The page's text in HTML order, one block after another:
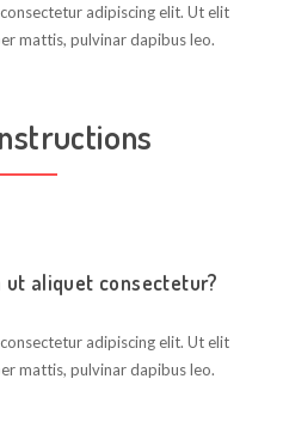
adipiscing elit. Ut elit
mattis, pulvinar dapibus leo.
ut aliquet consectetur?
adipiscing elit. Ut elit
mattis, pulvinar dapibus leo.